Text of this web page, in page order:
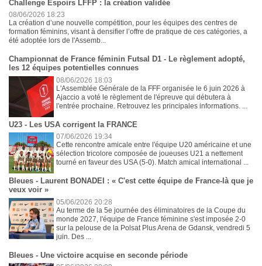
Challenge Espoirs LFFP : la création validée
08/06/2026 18:23
La création d’une nouvelle compétition, pour les équipes des centres de
formation féminins, visant à densifier l’offre de pratique de ces catégories, a
été adoptée lors de l'Assemb...
Championnat de France féminin Futsal D1 - Le règlement adopté,
les 12 équipes potentielles connues
08/06/2026 18:03
L'Assemblée Générale de la FFF organisée le 6 juin 2026 à
Ajaccio a voté le règlement de l'épreuve qui débutera à
l'entrée prochaine. Retrouvez les principales informations. ...
U23 - Les USA corrigent la FRANCE
07/06/2026 19:34
Cette rencontre amicale entre l'équipe U20 américaine et une
sélection tricolore composée de joueuses U21 a nettement
tourné en faveur des USA (5-0). Match amical international ...
Bleues - Laurent BONADEI : « C'est cette équipe de France-là que je
veux voir »
05/06/2026 20:28
Au terme de la 5e journée des éliminatoires de la Coupe du
monde 2027, l'équipe de France féminine s'est imposée 2-0
sur la pelouse de la Polsat Plus Arena de Gdansk, vendredi 5
juin. Des ...
Bleues - Une victoire acquise en seconde période